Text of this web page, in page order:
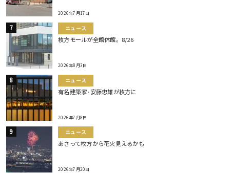
2026年7月17日
ニュース
枚方モールが全館休館。8/26
2026年8月3日
ニュース
有名建築家･安藤忠雄が枚方に
2026年7月8日
ニュース
あさって枚方から花火見えるかも
2026年7月20日